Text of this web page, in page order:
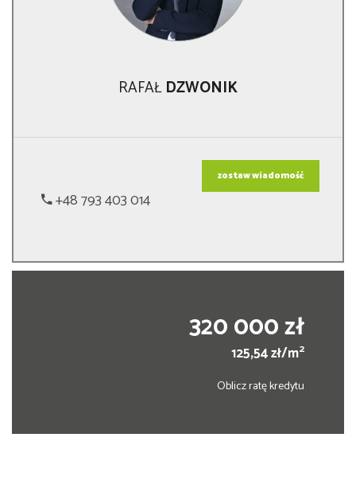
RAFAŁDZWONIK
+48 793 403 014
zostaw wiadomość
320 000 zł
125,54 zł/m2
Oblicz ratę kredytu